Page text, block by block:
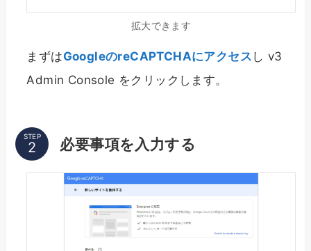
拡大できます
まずはGoogleのreCAPTCHAにアクセス し v3
Admin Console をクリックします。
STEP 必要事項を入力する